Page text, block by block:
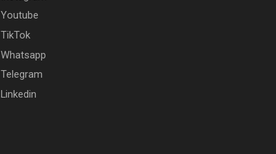
Youtube
TikTok
Whatsapp
Telegram
Linkedin